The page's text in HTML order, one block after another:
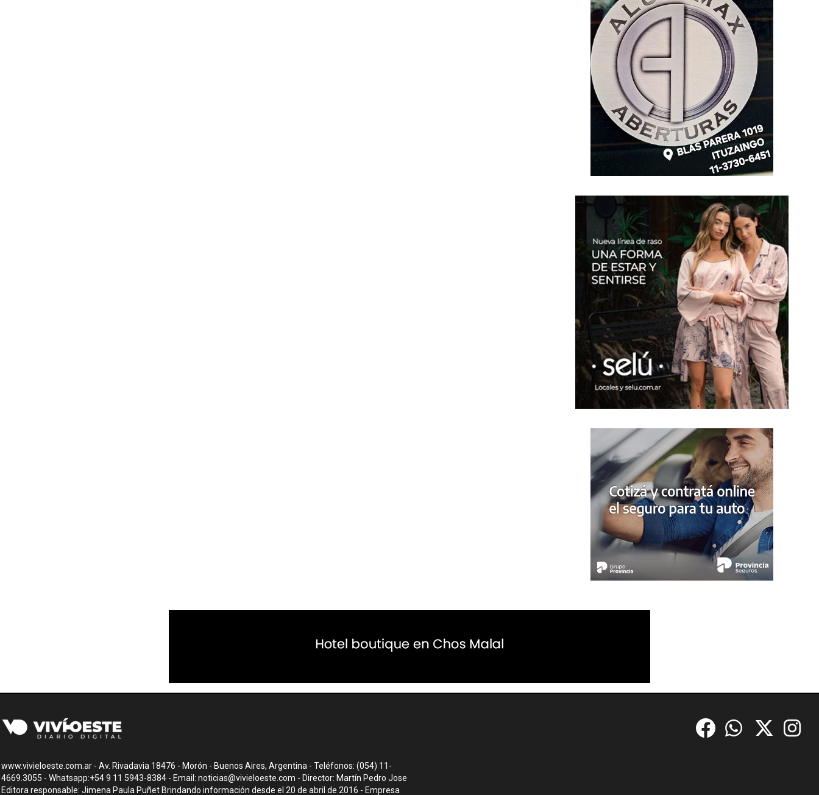
www.vivieloeste.com.ar - Av. Rivadavia 18476 - Morón - Buenos Aires, Argentina - Teléfonos: (054) 11-
4669.3055 - Whatsapp:+54 9 11 5943-8384 - Email: noticias@vivieloeste.com - Director: Martín Pedro Jose
Editora responsable: Jimena Paula Puñet Brindando información desde el 20 de abril de 2016 - Empresa